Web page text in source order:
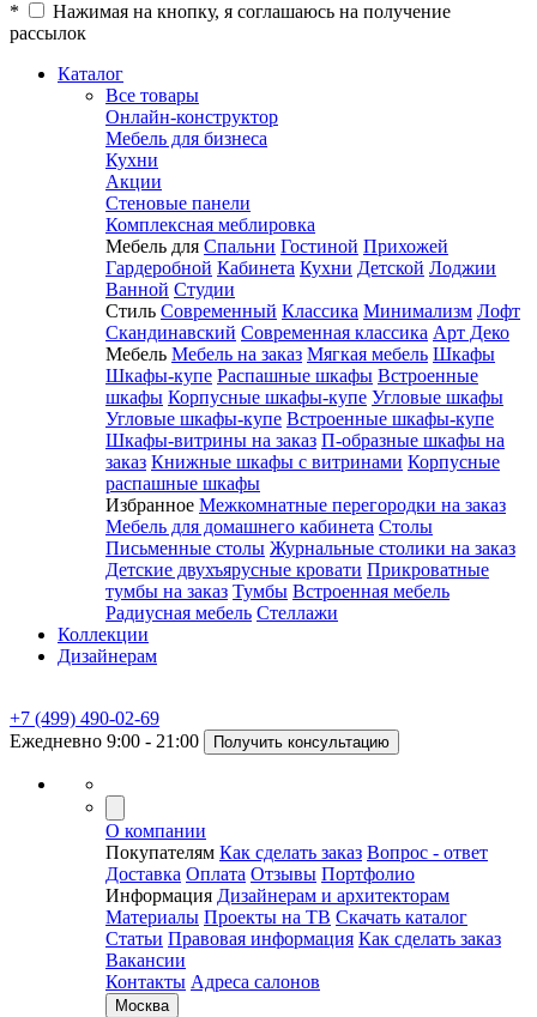
*
Нажимая на кнопку, я соглашаюсь на получение
рассылок
Каталог
Все товары
Онлайн-конструктор
Мебель для бизнеса
Кухни
Акции
Стеновые панели
Комплексная меблировка
Мебель для Спальни Гостиной Прихожей
Гардеробной Кабинета Кухни Детской Лоджии
Ванной Студии
Стиль Современный Классика Минимализм Лофт
Скандинавский Современная классика Арт Деко
Мебель Мебель на заказ Мягкая мебель Шкафы
Шкафы-купе Распашные шкафы Встроенные
шкафы Корпусные шкафы-купе Угловые шкафы
Угловые шкафы-купе Встроенные шкафы-купе
Шкафы-витрины на заказ П-образные шкафы на
заказ Книжные шкафы с витринами Корпусные
распашные шкафы
Избранное Межкомнатные перегородки на заказ
Мебель для домашнего кабинета Столы
Письменные столы Журнальные столики на заказ
Детские двухъярусные кровати Прикроватные
тумбы на заказ Тумбы Встроенная мебель
Радиусная мебель Стеллажи
Коллекции
Дизайнерам
+7 (499) 490-02-69
Ежедневно 9:00 - 21:00
Получить консультацию
О компании
Покупателям Как сделать заказ Вопрос - ответ
Доставка Оплата Отзывы Портфолио
Информация Дизайнерам и архитекторам
Материалы Проекты на ТВ Скачать каталог
Статьи Правовая информация Как сделать заказ
Вакансии
Контакты Адреса салонов
Москва